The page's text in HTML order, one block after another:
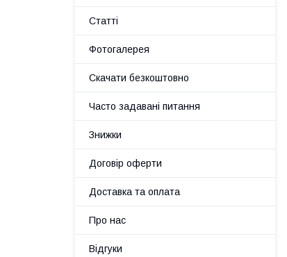
Статті
Фотогалерея
Скачати безкоштовно
Часто задавані питання
Знижки
Договір оферти
Доставка та оплата
Про нас
Відгуки